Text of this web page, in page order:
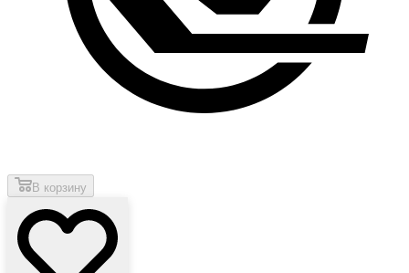
В корзину